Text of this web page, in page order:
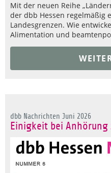
Mit der neuen Reihe
der dbb Hessen regelmäßig
Landesgrenzen. Wie
Alimentation und
dbb Nachrichten Juni 2026
Einigkeit bei Anhörung